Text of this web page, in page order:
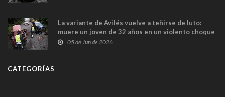
La variante de Avilés vuelve a teñirse de luto:
muere un joven de 32 años en un violento choque
frontal
05 de Jun de 2026
CATEGORÍAS